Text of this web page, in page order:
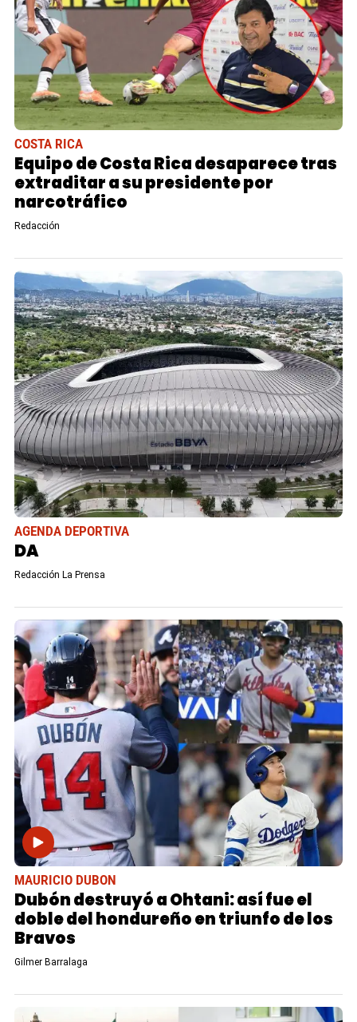
COSTA RICA
Equipo de Costa Rica desaparece tras
extraditar a su presidente por
narcotráfico
Redacción
AGENDA DEPORTIVA
DA
Redacción La Prensa
MAURICIO DUBON
Dubón destruyó a Ohtani: así fue el
doble del hondureño en triunfo de los
Bravos
Gilmer Barralaga